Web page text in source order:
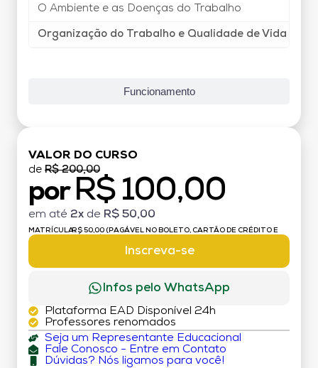
Funcionamento
O Ambiente e as Doenças do Trabalho
Organização do Trabalho e Qualidade de Vida
VALOR DO CURSO
de R$ 200,00
por R$ 100,00
em até 2x de R$ 50,00
MATRÍCULA:R$ 50,00 (PAGÁVEL NO BOLETO, CARTÃO DE CRÉDITO E
Inscreva-se
Infos pelo WhatsApp
Plataforma EAD Disponível 24h
Professores renomados
Seja um Representante Educacional
Fale Conosco - Entre em Contato
Dúvidas? Nós ligamos para você!